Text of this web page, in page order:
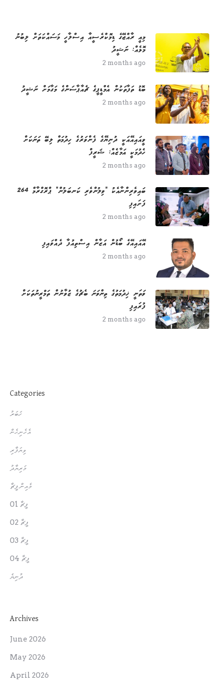
މިއީ ރާއްޖޭގެ ޑިމޮކްރެސީއާ އިސްލާހީ މަސައްކަތަށް ލިބުނު
މޮޅެއް: ނަޝީދު
2 months ago
ބޮޑު ތަފާތަކުން އެމްޑީޕީގެ ޗެއާޕާސަންގެ މަގާމަށް ނަޝީދު
2 months ago
ވީއައިއޭއަކީ ދުނިޔޭގެ ފެންވަރުގެ ހިދުމަތް ލިބޭ ތަނަކަށް
ހެދުމަކީ އަމާޒެއް: ޝަރީފް
2 months ago
264 ބައިވެރިންނާއެކު "ވިލުންވެރި ކަނބަލުން" ޕްރޮގްރާމް
ފަށައިފި
2 months ago
އޭއައިއޭގެ ބޯޑުން އަޒާން އިސްތިއުފާ ދެއްވައިފި
2 months ago
ވަތަނީ ޚިދުމަތުގެ ތިންވަނަ ބެޗުގެ ޒުވާނުން ތަމްރީނުތަކަށް
ފުރައިފި
2 months ago
Categories
ޚަބަރު
އެހެނިހެން
ވިޔަފާރި
މަރިޔާދު
މެއިން ފީޗާ
ފީޗާ 01
ފީޗާ 02
ފީޗާ 03
ފީޗާ 04
ދުނިޔެ
Archives
June 2026
May 2026
April 2026